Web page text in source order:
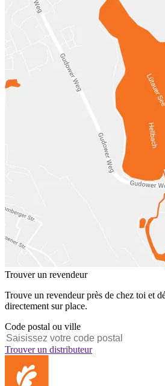
Trouver un revendeur
Trouve un revendeur près de chez toi et
directement sur place.
Code postal ou ville
Trouver un distributeur